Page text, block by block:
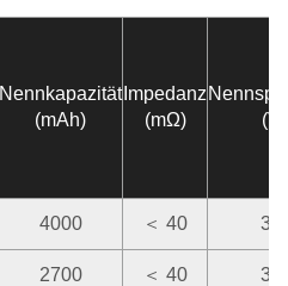
Nennkapazität
(mAh)
Impedanz
(mΩ)
(V)
4000 ＜ 40 3.7
2700 ＜ 40 3.7